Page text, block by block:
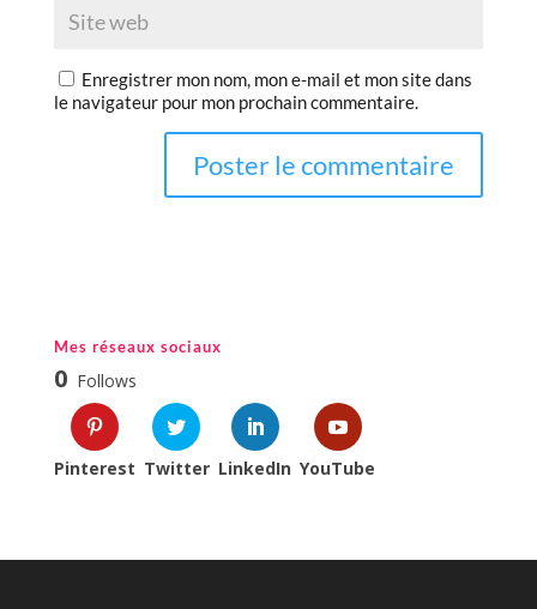
Enregistrer mon nom, mon e-mail et mon site dans
le navigateur pour mon prochain commentaire.
Mes réseaux sociaux
0 Follows
Pinterest Twitter LinkedIn YouTube